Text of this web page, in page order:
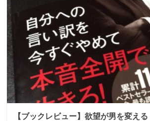
【ブックレビュー】欲望が男を変え